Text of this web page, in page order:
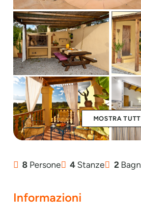
MOSTRA
8 Persone 4 Stanze 2
Informazioni